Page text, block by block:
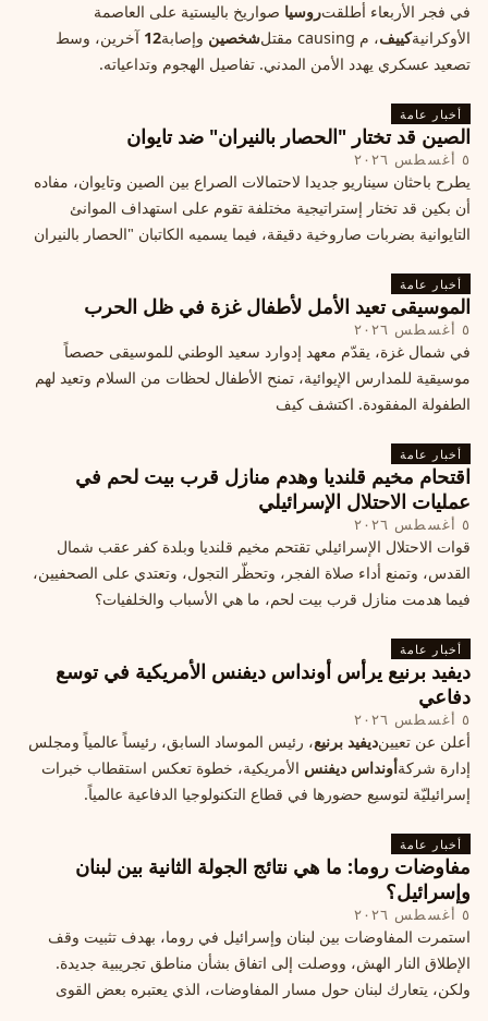
في فجر الأربعاء أطلقتروسيا صواريخ باليستية على العاصمة
الأوكرانيةكييف، م causing مقتل شخصين وإصابة12 آخرين، وسط
تصعيد عسكري يهدد الأمن المدني. تفاصيل الهجوم وتداعياته.
أخبار عامة
الصين قد تختار "الحصار بالنيران" ضد تايوان
٥ أغسطس ٢٠٢٦
يطرح باحثان سيناريو جديدا لاحتمالات الصراع بين الصين وتايوان، مفاده
أن بكين قد تختار إستراتيجية مختلفة تقوم على استهداف الموانئ
التايوانية بضربات صاروخية دقيقة، فيما يسميه الكاتبان "الحصار بالنيران
أخبار عامة
الموسيقى تعيد الأمل لأطفال غزة في ظل الحرب
٥ أغسطس ٢٠٢٦
في شمال غزة، يقدّم معهد إدوارد سعيد الوطني للموسيقى حصصاً
موسيقية للمدارس الإيوائية، تمنح الأطفال لحظات من السلام وتعيد لهم
الطفولة المفقودة. اكتشف كيف
أخبار عامة
اقتحام مخيم قلنديا وهدم منازل قرب بيت لحم في
عمليات الاحتلال الإسرائيلي
٥ أغسطس ٢٠٢٦
قوات الاحتلال الإسرائيلي تقتحم مخيم قلنديا وبلدة كفر عقب شمال
القدس، وتمنع أداء صلاة الفجر، وتحظّر التجول، وتعتدي على الصحفيين،
فيما هدمت منازل قرب بيت لحم، ما هي الأسباب والخلفيات؟
أخبار عامة
ديفيد برنيع يرأس أونداس ديفنس الأمريكية في توسع
دفاعي
٥ أغسطس ٢٠٢٦
أعلن عن تعيينديفيد برنيع، رئيس الموساد السابق، رئيساً عالمياً ومجلس
إدارة شركةأونداس ديفنس الأمريكية، خطوة تعكس استقطاب خبرات
إسرائيليّة لتوسيع حضورها في قطاع التكنولوجيا الدفاعية عالمياً.
أخبار عامة
مفاوضات روما: ما هي نتائج الجولة الثانية بين لبنان
وإسرائيل؟
٥ أغسطس ٢٠٢٦
استمرت المفاوضات بين لبنان وإسرائيل في روما، بهدف تثبيت وقف
الإطلاق النار الهش، ووصلت إلى اتفاق بشأن مناطق تجريبية جديدة.
ولكن، يتعارك لبنان حول مسار المفاوضات، الذي يعتبره بعض القوى